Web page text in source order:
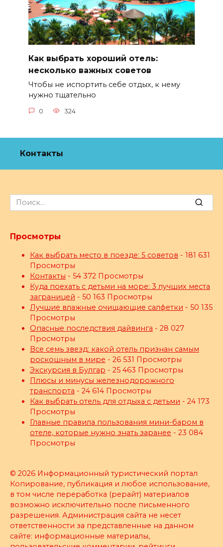
Как выбрать хороший отель:
несколько важных советов
Чтобы не испортить себе отдых, к нему
нужно тщательно
0 324
Контакты
Search
for:
Просмотры
Как выбрать место в поезде: 5 советов - 181 631
Просмотры
Контакты - 54 372 Просмотры
Куда поехать с детьми на море: 3 лучших места
заграницей - 50 163 Просмотры
Лучшие влажные очищающие салфетки - 50 135
Просмотры
Опасные последствия дайвинга - 28 027
Просмотры
Все семь звезд: какой отель признан самым
роскошным в мире - 26 531 Просмотры
Экскурсия в Булгар - 25 463 Просмотры
Плюсы и минусы железнодорожного
транспорта - 24 614 Просмотры
Как выбрать отель для отдыха с детьми - 24 173
Просмотры
Главные правила пользования мини-баром в
отеле, которые нужно знать заранее - 23 084
Просмотры
© 2026 Информационный туристический портал
Копирование, публикация и любое использование,
в том числе переработка (рерайт) материалов
возможно исключительно после письменного
разрешения. Администрация сайта не несет
ответственности за представленные на данном
сайте: информационные материалы,